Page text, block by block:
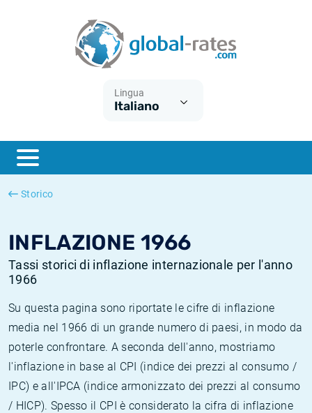
Lingua
Italiano
Storico
INFLAZIONE 1966
Tassi storici di inflazione internazionale per l'anno
1966
Su questa pagina sono riportate le cifre di inflazione
media nel 1966 di un grande numero di paesi, in modo da
poterle confrontare. A seconda dell'anno, mostriamo
l'inflazione in base al CPI (indice dei prezzi al consumo /
IPC) e all'IPCA (indice armonizzato dei prezzi al consumo
/ HICP). Spesso il CPI è considerato la cifra di inflazione
ESTER
SONIA
Cos'è l'inflazione CPI?
Cos'è l'inflazione HICP?
Inflazione Italia
Inflazione Stati Uniti
Tassi storici Euribor
Tassi storici di SONIA
Tassi storici di TONAR
Calcolatore dell’inflazione